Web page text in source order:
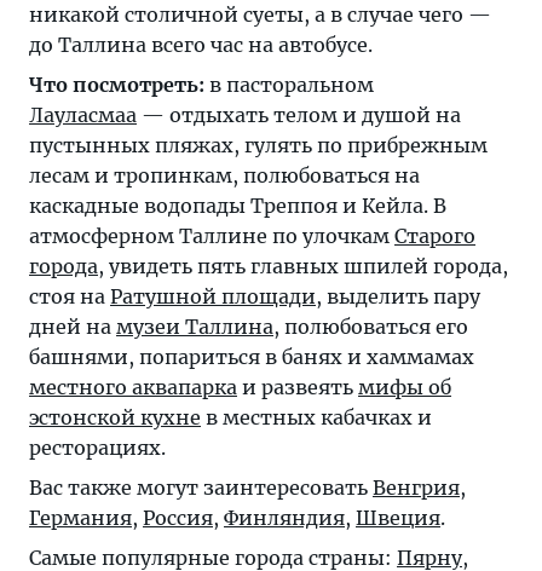
никакой столичной суеты, а в случае чего —
до Таллина всего час на автобусе.
Что посмотреть: в пасторальном
Лауласмаа — отдыхать телом и душой на
пустынных пляжах, гулять по прибрежным
лесам и тропинкам, полюбоваться на
каскадные водопады Треппоя и Кейла. В
атмосферном Таллине по улочкам Старого
города, увидеть пять главных шпилей города,
стоя на Ратушной площади, выделить пару
дней на музеи Таллина, полюбоваться его
башнями, попариться в банях и хаммамах
местного аквапарка и развеять мифы об
эстонской кухне в местных кабачках и
ресторациях.
Вас также могут заинтересовать Венгрия,
Германия, Россия, Финляндия, Швеция.
Самые популярные города страны: Пярну,